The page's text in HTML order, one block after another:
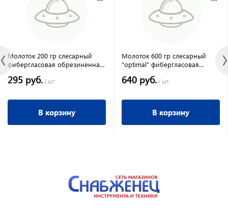
Молоток 200 гр слесарный
фибергласовая обрезиненная
295 руб. / шт
В корзину
Молоток 600 гр слесарный
"optimal" фибергласовая
640 руб. / шт
В корзину